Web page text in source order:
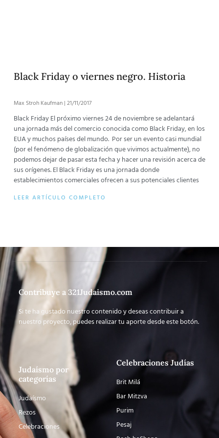
Black Friday o viernes negro. Historia
Max Stroh Kaufman 21/11/2017
Black Friday El próximo viernes 24 de noviembre se adelantará
una jornada más del comercio conocida como Black Friday, en los
EUA y muchos países del mundo. Por ser un evento casi mundial
(por el fenómeno de globalización que vivimos actualmente), no
podemos dejar de pasar esta fecha y hacer una revisión acerca de
sus orígenes. El Black Friday es una jornada donde
establecimientos comerciales ofrecen a sus potenciales clientes
LEER ARTÍCULO COMPLETO
Contribuye a 321Judaismo.com
Si te ha gustado nuestro contenido y deseas contribuir a
nuestro proyecto, puedes realizar tu aporte desde este botón.
Judaísmo por
categorías
Judaísmo
Rezos
Celebraciones
Celebraciones Judías
Brit Milá
Bar Mitzva
Purim
Pesaj